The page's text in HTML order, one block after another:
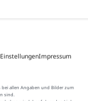
Impressum
allen Angaben und Bilder zum
sind.